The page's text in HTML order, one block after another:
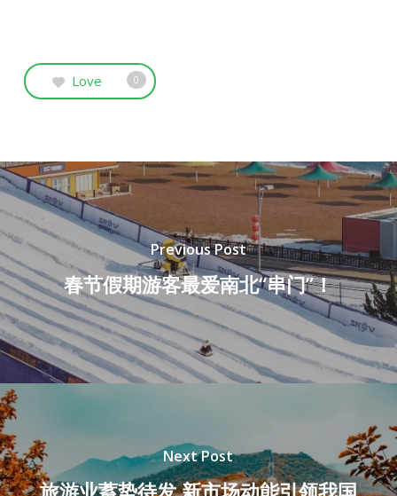
Love 0
Previous Post
春节假期游客最爱南北“串门”！
Next Post